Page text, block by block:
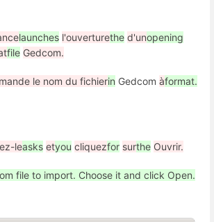
launches l'ouverturethe d'unopening
file Gedcom.
le nom du fichierin Gedcom àformat.
leasks etyou cliquezfor surthe Ouvrir.
file to import. Choose it and click Open.